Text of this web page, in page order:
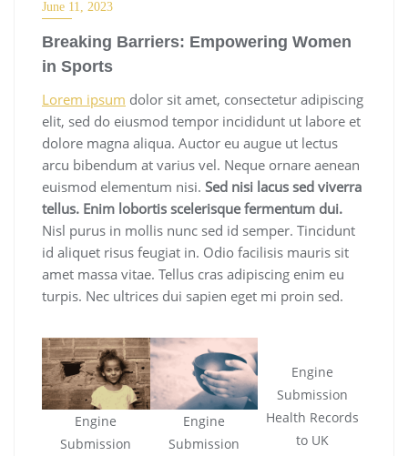
June 11, 2023
Breaking Barriers: Empowering Women
in Sports
Lorem ipsum dolor sit amet, consectetur adipiscing
elit, sed do eiusmod tempor incididunt ut labore et
dolore magna aliqua. Auctor eu augue ut lectus
arcu bibendum at varius vel. Neque ornare aenean
euismod elementum nisi. Sed nisi lacus sed viverra
tellus. Enim lobortis scelerisque fermentum dui.
Nisl purus in mollis nunc sed id semper. Tincidunt
id aliquet risus feugiat in. Odio facilisis mauris sit
amet massa vitae. Tellus cras adipiscing enim eu
turpis. Nec ultrices dui sapien eget mi proin sed.
Engine
Submission
Engine
Submission
Engine
Submission
Health Records
to UK